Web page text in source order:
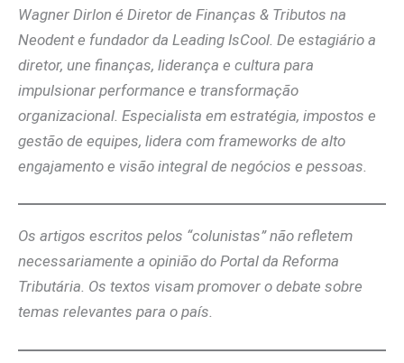
Wagner Dirlon é Diretor de Finanças & Tributos na
Neodent e fundador da Leading IsCool. De estagiário a
diretor, une finanças, liderança e cultura para
impulsionar performance e transformação
organizacional. Especialista em estratégia, impostos e
gestão de equipes, lidera com frameworks de alto
engajamento e visão integral de negócios e pessoas.
Os artigos escritos pelos “colunistas” não refletem
necessariamente a opinião do Portal da Reforma
Tributária. Os textos visam promover o debate sobre
temas relevantes para o país.